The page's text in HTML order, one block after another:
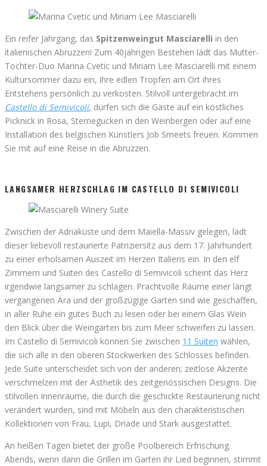
Ein reifer Jahrgang, das Spitzenweingut Masciarelli in den
italienischen Abruzzen! Zum 40jährigen Bestehen lädt das Mutter-
Tochter-Duo Marina Cvetic und Miriam Lee Masciarelli mit einem
Kultursommer dazu ein, ihre edlen Tropfen am Ort ihres
Entstehens persönlich zu verkosten. Stilvoll untergebracht im
Castello di Semivicoli, dürfen sich die Gäste auf ein köstliches
Picknick in Rosa, Sternegucken in den Weinbergen oder auf eine
Installation des belgischen Künstlers Job Smeets freuen. Kommen
Sie mit auf eine Reise in die Abruzzen.
LANGSAMER HERZSCHLAG IM CASTELLO DI SEMIVICOLI
Zwischen der Adriaküste und dem Maiella-Massiv gelegen, lädt
dieser liebevoll restaurierte Patriziersitz aus dem 17. Jahrhundert
zu einer erholsamen Auszeit im Herzen Italiens ein. In den elf
Zimmern und Suiten des Castello di Semivicoli scheint das Herz
irgendwie langsamer zu schlagen. Prachtvolle Räume einer längt
vergangenen Ära und der großzügige Garten sind wie geschaffen,
in aller Ruhe ein gutes Buch zu lesen oder bei einem Glas Wein
den Blick über die Weingärten bis zum Meer schweifen zu lassen.
Im Castello di Semivicoli können Sie zwischen 11 Suiten wählen,
die sich alle in den oberen Stockwerken des Schlosses befinden.
Jede Suite unterscheidet sich von der anderen; zeitlose Akzente
verschmelzen mit der Ästhetik des zeitgenössischen Designs. Die
stilvollen Innenräume, die durch die geschickte Restaurierung nicht
verändert wurden, sind mit Möbeln aus den charakteristischen
Kollektionen von Frau, Lupi, Driade und Stark ausgestattet.
An heißen Tagen bietet der große Poolbereich Erfrischung.
Abends, wenn dann die Grillen im Garten ihr Lied beginnen, stimmt